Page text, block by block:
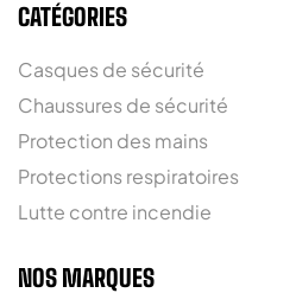
CATÉGORIES
Casques de sécurité
Chaussures de sécurité
Protection des mains
Protections respiratoires
Lutte contre incendie
NOS MARQUES